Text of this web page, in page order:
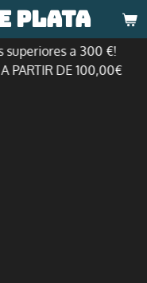
plata
superiores a 300 €!
PARTIR DE 100,00€